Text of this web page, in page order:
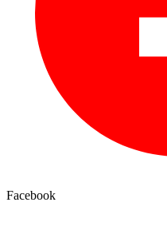
Facebook